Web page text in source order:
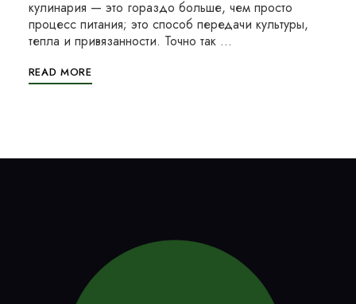
кулинария — это гораздо больше, чем просто
процесс питания; это способ передачи культуры,
тепла и привязанности. Точно так …
READ MORE